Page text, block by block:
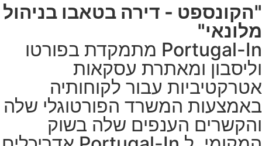
"הקונספט - דירה בטאבו בניהול
מלונאי"
Portugal-In מתמקדת בפורטו
וליסבון ומאתרת עסקאות
אטרקטיביות עבור לקוחותיה
באמצעות המשרד הפורטוגלי שלה
והקשרים הענפים שלה בשוק